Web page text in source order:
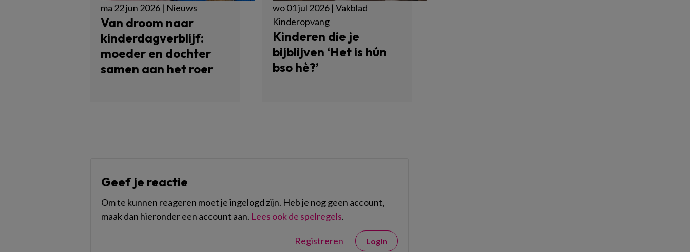
ma 22 jun 2026 | Nieuws
Van droom naar
kinderdagverblijf:
moeder en dochter
samen aan het roer
wo 01 jul 2026 | Vakblad
Kinderopvang
Kinderen die je
bijblijven ‘Het is hún
bso hè?’
Geef je reactie
Om te kunnen reageren moet je ingelogd zijn. Heb je nog geen account,
maak dan hieronder een account aan. Lees ook de spelregels.
Registreren Login